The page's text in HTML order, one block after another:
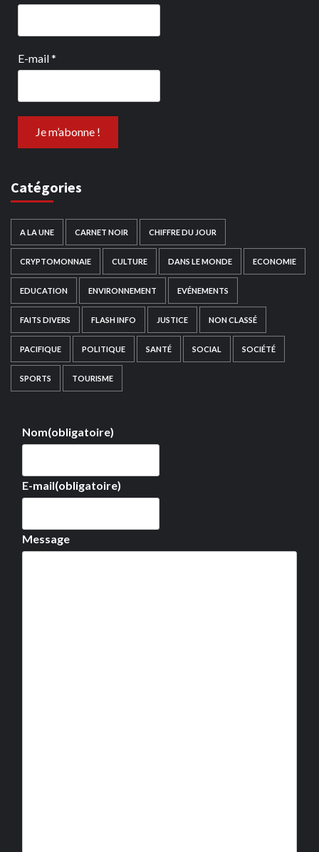
E-mail*
Catégories
A LA UNE CARNET NOIR CHIFFRE DU JOUR
CRYPTOMONNAIE CULTURE DANS LE MONDE ECONOMIE
EDUCATION ENVIRONNEMENT EVÉNEMENTS
FAITS DIVERS FLASH INFO JUSTICE NON CLASSÉ
PACIFIQUE POLITIQUE SANTÉ SOCIAL SOCIÉTÉ
SPORTS TOURISME
Nom(obligatoire)
E-mail(obligatoire)
Message